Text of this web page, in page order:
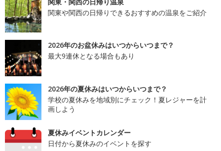
関東や関西の日帰りできるおすすめの温泉をご紹介
2026年のお盆休みはいつからいつまで？
最大9連休となる場合もあり
2026年の夏休みはいつからいつまで？
学校の夏休みを地域別にチェック！夏レジャーを計
画しよう
夏休みイベントカレンダー
日付から夏休みのイベントを探す